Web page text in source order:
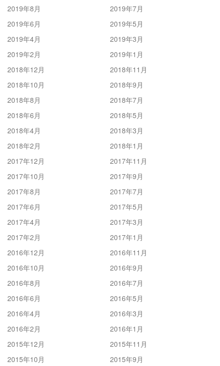
2019年8月
2019年7月
2019年6月
2019年5月
2019年4月
2019年3月
2019年2月
2019年1月
2018年12月
2018年11月
2018年10月
2018年9月
2018年8月
2018年7月
2018年6月
2018年5月
2018年4月
2018年3月
2018年2月
2018年1月
2017年12月
2017年11月
2017年10月
2017年9月
2017年8月
2017年7月
2017年6月
2017年5月
2017年4月
2017年3月
2017年2月
2017年1月
2016年12月
2016年11月
2016年10月
2016年9月
2016年8月
2016年7月
2016年6月
2016年5月
2016年4月
2016年3月
2016年2月
2016年1月
2015年12月
2015年11月
2015年10月
2015年9月